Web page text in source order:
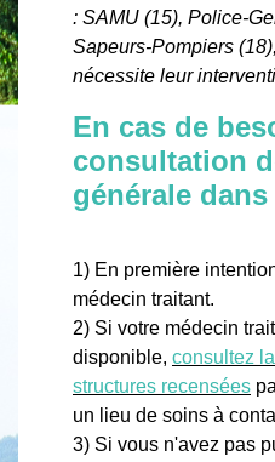
: SAMU (15), Police-
Sapeurs-Pompiers
nécessite leur
En cas de
consultation
générale dans
1) En première
médecin traitant.
2) Si votre médecin
disponible, consultez
structures recensées
un lieu de soins à
3) Si vous n'avez pas